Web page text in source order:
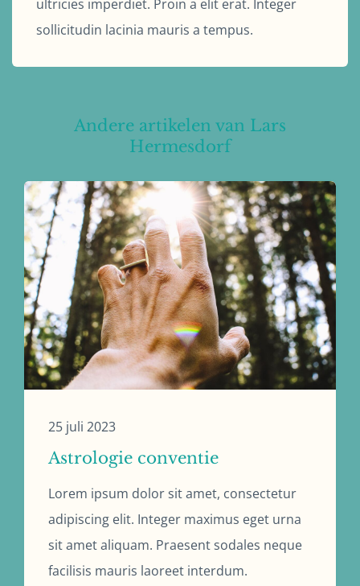
ultricies imperdiet. Proin a elit erat. Integer
sollicitudin lacinia mauris a tempus.
Andere artikelen van Lars
Hermesdorf
Astrologie conventie
25 juli 2023
Lorem ipsum dolor sit amet, consectetur
adipiscing elit. Integer maximus eget urna
sit amet aliquam. Praesent sodales neque
facilisis mauris laoreet interdum.